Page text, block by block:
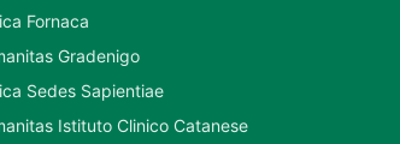
Fornaca
Gradenigo
Sedes Sapientiae
Istituto Clinico Catanese